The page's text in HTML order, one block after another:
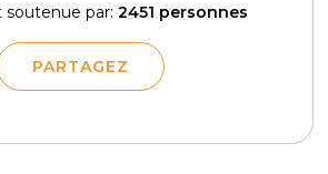
soutenue par: 2451 personnes
PARTAGEZ